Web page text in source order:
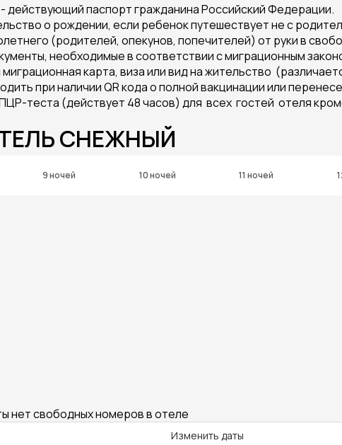
действующий паспорт гражданина Российский Федерации.
о рождении, если ребенок путешествует не с
(родителей, опекунов, попечителей) от руки в
необходимые в соответствии с миграционным
карта, виза или вид на жительство
при наличии QR кода о полной вакцинации или
теста (действует 48 часов) для всех гостей отеля
СНЕЖНЫЙ
9 ночей 10 ночей 11 ночей
нет свободных номеров в отеле
Изменить даты